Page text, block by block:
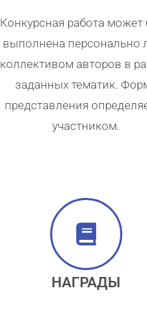
Конкурсная работа может
выполнена персонально
коллективом авторов в
заданных тематик.
представления
участником.
НАГРАДЫ